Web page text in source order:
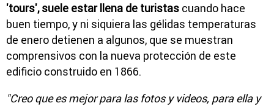
'tours', suele estar llena de turistas cuando hace
buen tiempo, y ni siquiera las gélidas temperaturas
de enero detienen a algunos, que se muestran
comprensivos con la nueva protección de este
edificio construido en 1866.
"Creo que es mejor para las fotos y videos, para ella y